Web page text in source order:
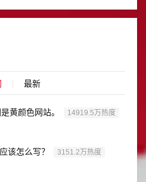
最新
黄颜色网站。 14919.5万热度
该怎么写？ 3151.2万热度